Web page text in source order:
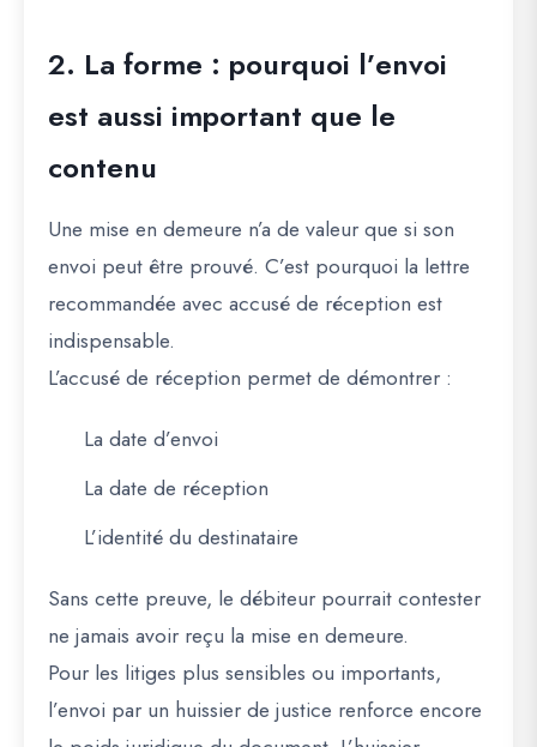
2. La forme : pourquoi l’envoi
est aussi important que le
contenu
Une mise en demeure n’a de valeur que si son
envoi peut être prouvé. C’est pourquoi la lettre
recommandée avec accusé de réception est
indispensable.
L’accusé de réception permet de démontrer :
La date d’envoi
La date de réception
L’identité du destinataire
Sans cette preuve, le débiteur pourrait contester
ne jamais avoir reçu la mise en demeure.
Pour les litiges plus sensibles ou importants,
l’envoi par un huissier de justice renforce encore